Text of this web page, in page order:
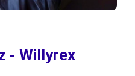
- Willyrex